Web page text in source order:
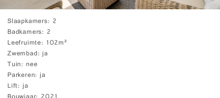
Slaapkamers 2
Badkamers 2
Leefruimte 102m²
Zwembad ja
Tuin nee
Parkeren ja
Lift ja